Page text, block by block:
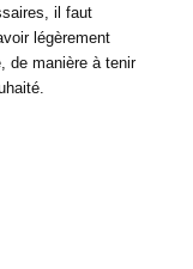
il faut
légèrement
de manière à tenir